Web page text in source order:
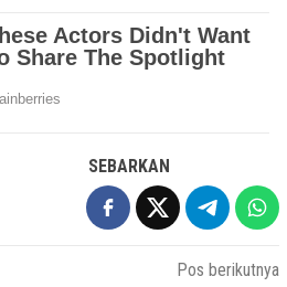
SEBARKAN
Pos berikutnya